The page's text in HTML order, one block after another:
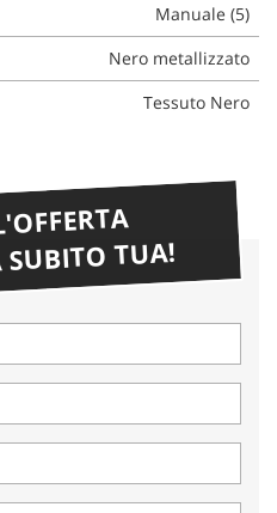
Manuale (5)
Nero metallizzato
Tessuto Nero
SUBITO TUA!